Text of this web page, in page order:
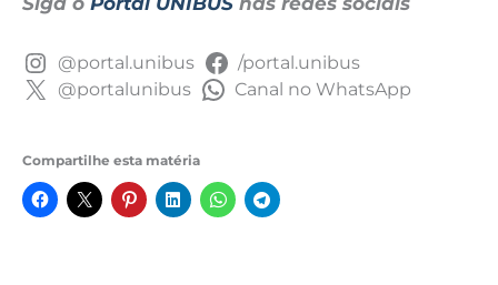
@portal.unibus
/portal.unibus
@portalunibus
Canal no WhatsApp
Compartilhe esta matéria